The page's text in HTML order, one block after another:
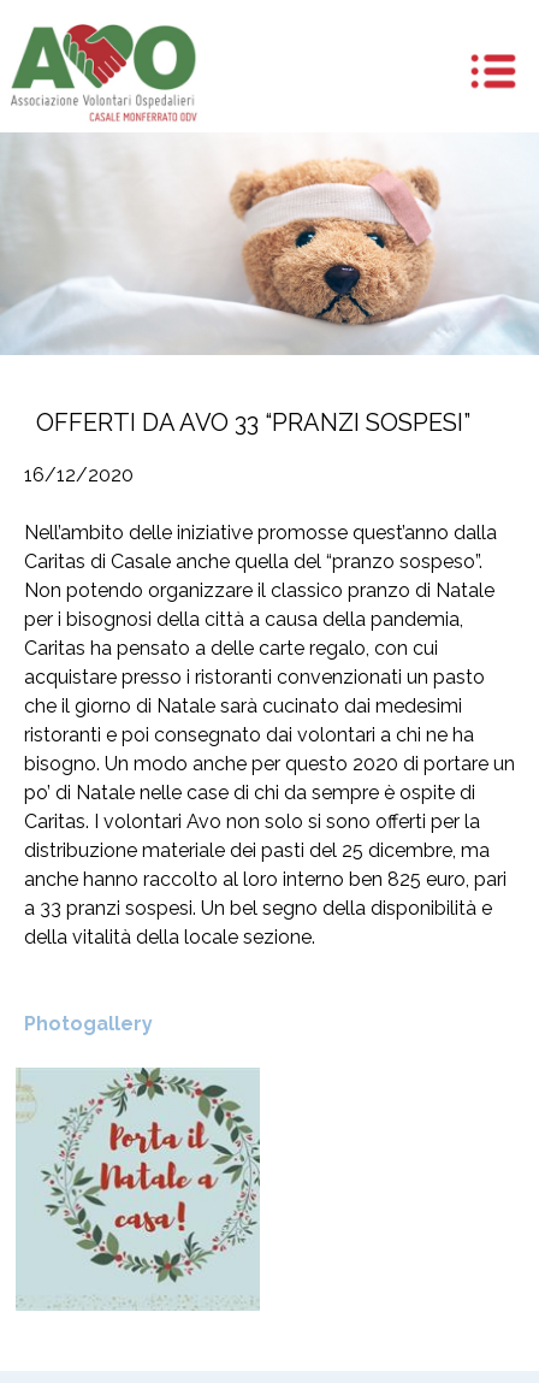
OFFERTI DA AVO 33 “PRANZI SOSPESI”
16/12/2020
Nell’ambito delle iniziative promosse quest’anno dalla
Caritas di Casale anche quella del “pranzo sospeso”.
Non potendo organizzare il classico pranzo di Natale
per i bisognosi della città a causa della pandemia,
Caritas ha pensato a delle carte regalo, con cui
acquistare presso i ristoranti convenzionati un pasto
che il giorno di Natale sarà cucinato dai medesimi
ristoranti e poi consegnato dai volontari a chi ne ha
bisogno. Un modo anche per questo 2020 di portare un
po’ di Natale nelle case di chi da sempre è ospite di
Caritas. I volontari Avo non solo si sono offerti per la
distribuzione materiale dei pasti del 25 dicembre, ma
anche hanno raccolto al loro interno ben 825 euro, pari
a 33 pranzi sospesi. Un bel segno della disponibilità e
della vitalità della locale sezione.
Photogallery